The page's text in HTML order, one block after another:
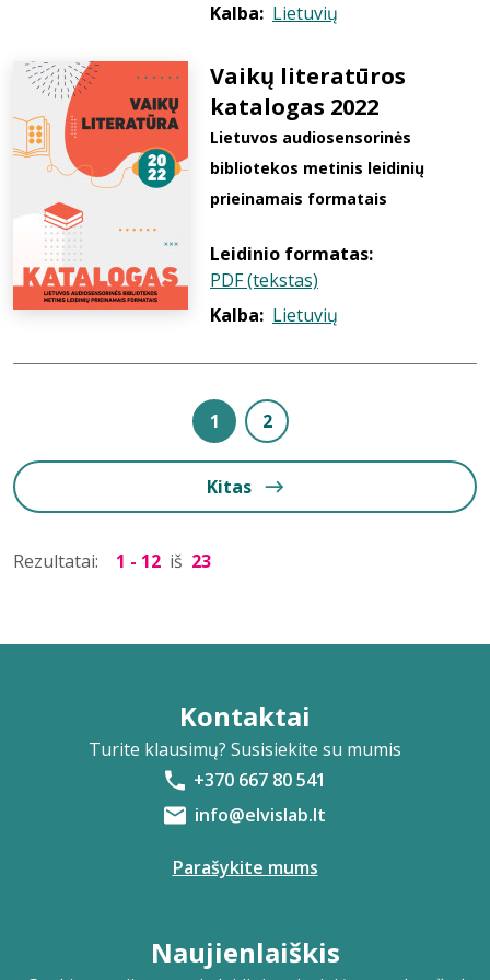
Kalba: Lietuvių
Vaikų literatūros
katalogas 2022
Lietuvos audiosensorinės
bibliotekos metinis leidinių
prieinamais formatais
Leidinio formatas:
PDF (tekstas)
Kalba: Lietuvių
1 2
Kitas
Rezultatai: 1 - 12 iš 23
Kontaktai
Turite klausimų? Susisiekite su mumis
+370 667 80 541
info@elvislab.lt
Parašykite mums
Naujienlaiškis